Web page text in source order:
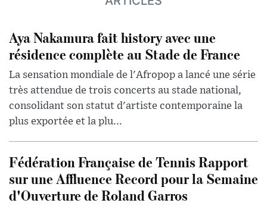
Aya Nakamura fait history avec une
résidence complète au Stade de France
La sensation mondiale de l'Afropop a lancé une série
très attendue de trois concerts au stade national,
consolidant son statut d'artiste contemporaine la
plus exportée et la plu...
Fédération Française de Tennis Rapport
sur une Affluence Record pour la Semaine
d'Ouverture de Roland Garros